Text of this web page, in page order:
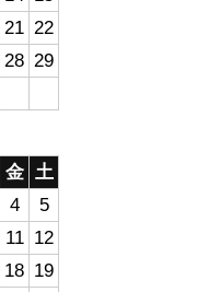
21 22
28 29
金 土
4
5
11 12
18 19